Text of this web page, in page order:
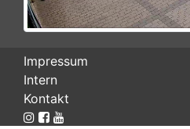
Impressum
Intern
Kontakt